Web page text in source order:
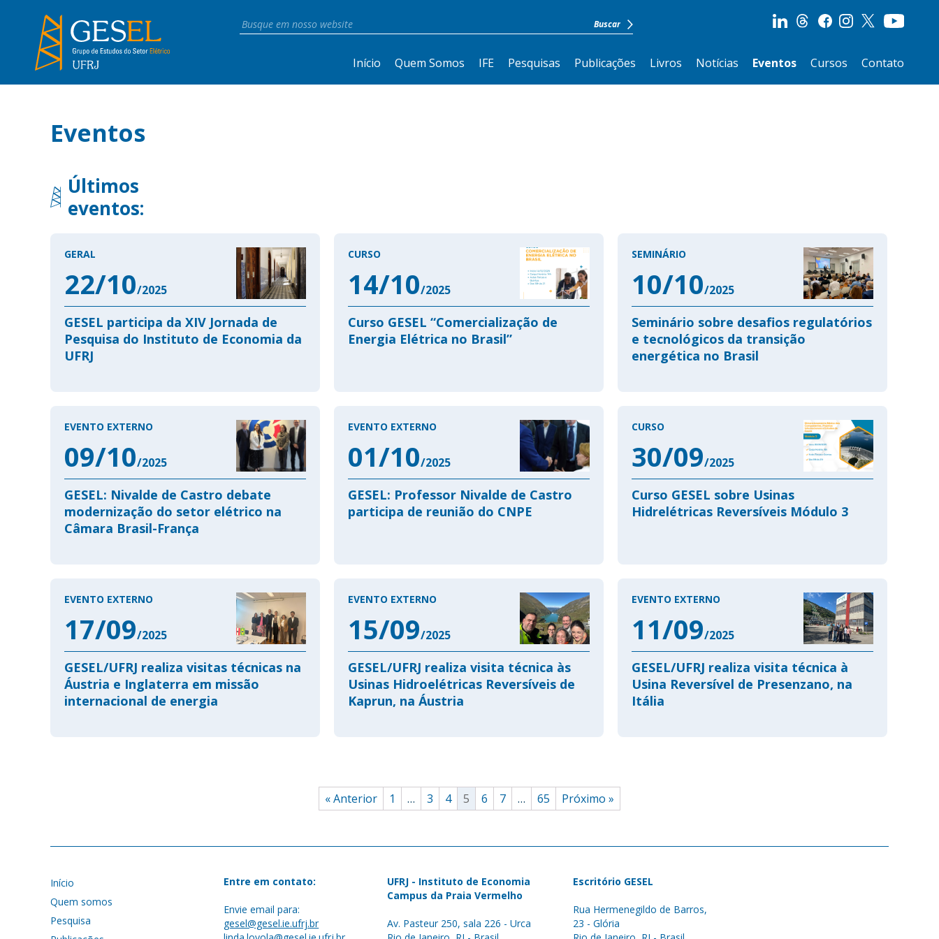
Início Quem Somos IFE Pesquisas Publicações Livros Notícias Eventos Cursos Contato
Eventos
Últimos
eventos:
GERAL
22/10/2025
GESEL participa da XIV Jornada de
Pesquisa do Instituto de Economia da
UFRJ
CURSO
14/10/2025
Curso GESEL “Comercialização de
Energia Elétrica no Brasil”
SEMINÁRIO
10/10/2025
Seminário sobre desafios regulatórios
e tecnológicos da transição
energética no Brasil
EVENTO EXTERNO
09/10/2025
GESEL: Nivalde de Castro debate
modernização do setor elétrico na
Câmara Brasil-França
EVENTO EXTERNO
01/10/2025
GESEL: Professor Nivalde de Castro
participa de reunião do CNPE
CURSO
30/09/2025
Curso GESEL sobre Usinas
Hidrelétricas Reversíveis Módulo 3
EVENTO EXTERNO
17/09/2025
GESEL/UFRJ realiza visitas técnicas na
Áustria e Inglaterra em missão
internacional de energia
EVENTO EXTERNO
15/09/2025
GESEL/UFRJ realiza visita técnica às
Usinas Hidroelétricas Reversíveis de
Kaprun, na Áustria
EVENTO EXTERNO
11/09/2025
GESEL/UFRJ realiza visita técnica à
Usina Reversível de Presenzano, na
Itália
« Anterior 1 … 3 4 5 6 7 … 65 Próximo »
Início
Quem somos
Pesquisa
Entre em contato:
Envie email para:
gesel@gesel.ie.ufrj.br
UFRJ - Instituto de Economia
Campus da Praia Vermelho
Av. Pasteur 250, sala 226 - Urca
Escritório GESEL
Rua Hermenegildo de Barros,
23 - Glória